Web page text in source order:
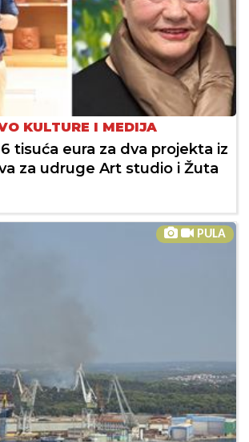
KULTURE I MEDIJA
tisuća eura za dva projekta iz
za udruge Art studio i Žuta
PULA